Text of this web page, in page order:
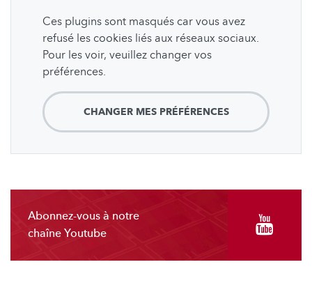
Ces plugins sont masqués car vous avez
refusé les cookies liés aux réseaux sociaux.
Pour les voir, veuillez changer vos
préférences.
CHANGER MES PRÉFÉRENCES
Abonnez-vous à notre
chaîne Youtube